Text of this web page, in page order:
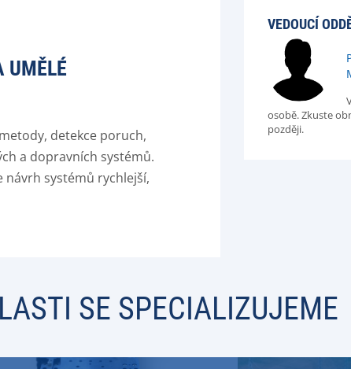
UMĚLÉ
detekce poruch,
a dopravních systémů.
návrh systémů rychlejší,
VEDOUCÍ
osobě. Zkuste
později.
SE SPECIALIZUJEME